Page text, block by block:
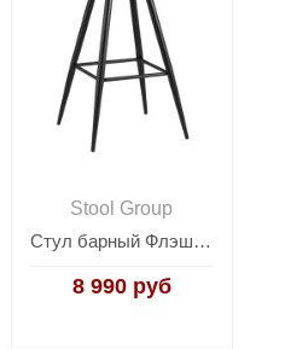
Stool Group
Стул барный Флэш черный
8 990 руб